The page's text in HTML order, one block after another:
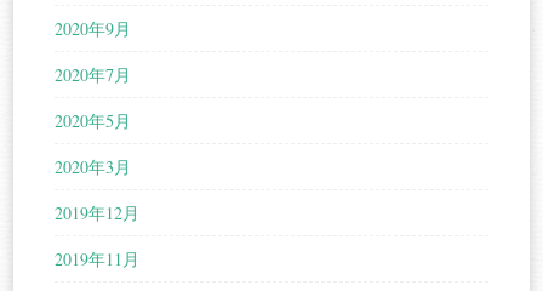
2020年9月
2020年7月
2020年5月
2020年3月
2019年12月
2019年11月